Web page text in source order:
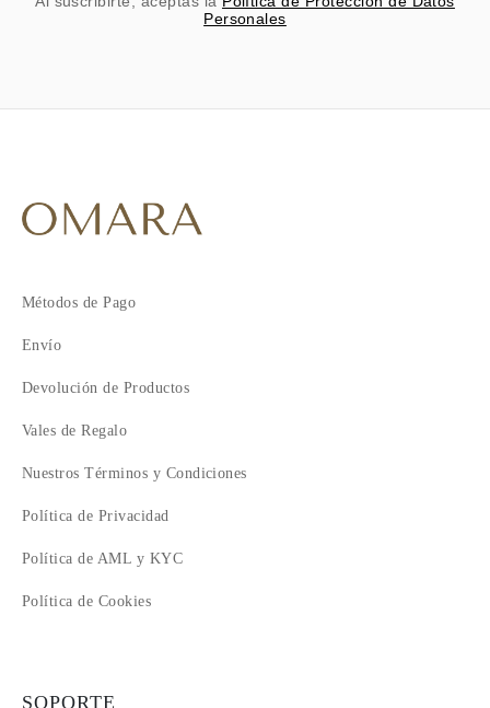
Personales
Métodos de Pago
Envío
Devolución de Productos
Vales de Regalo
Nuestros Términos y Condiciones
Política de Privacidad
Política de AML y KYC
Política de Cookies
SOPORTE